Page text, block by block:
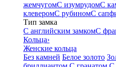
жемчугомС изумрудомС
клеверомС рубиномС
Тип замка
С английским замкомС
Кольца›
Женские кольца
Без камней Белое золото